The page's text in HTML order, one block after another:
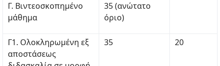
Γ. Βιντεοσκοπημένο
μάθημα
35 (ανώτατο
όριο)
Γ1. Ολοκληρωμένη εξ
αποστάσεως
35 20